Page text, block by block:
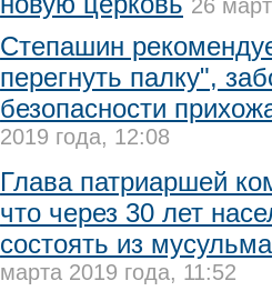
26
Степашин
перегнуть палку",
безопасности
2019 года, 12:08
Глава патриаршей
что через 30 лет
состоять из
марта 2019 года, 11:52